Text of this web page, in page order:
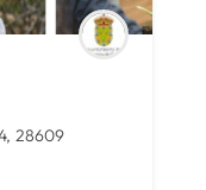
28609